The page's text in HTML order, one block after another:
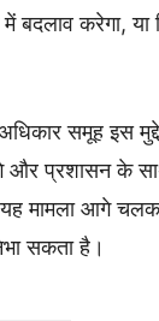
बदलाव करेगा, या
समूह इस
प्रशासन के
मामला आगे
सकता है।